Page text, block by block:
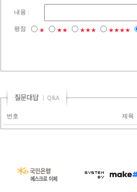
내용 :
평점 ★ ★★ ★★★ ★★★★
번호 제목